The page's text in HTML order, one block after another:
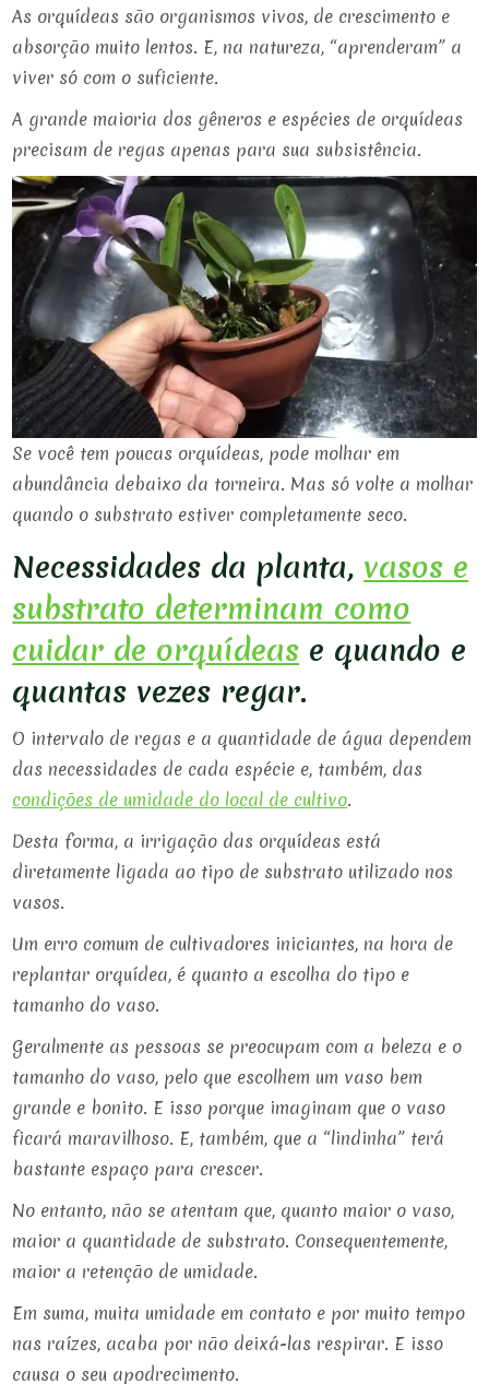
As orquídeas são organismos vivos, de crescimento e
absorção muito lentos. E, na natureza, “aprenderam” a
viver só com o suficiente.
A grande maioria dos gêneros e espécies de orquídeas
precisam de regas apenas para sua subsistência.
Se você tem poucas orquídeas, pode molhar em
abundância debaixo da torneira. Mas só volte a molhar
quando o substrato estiver completamente seco.
Necessidades da planta, vasos e
substrato determinam como
cuidar de orquídeas e quando e
quantas vezes regar.
O intervalo de regas e a quantidade de água dependem
das necessidades de cada espécie e, também, das
condições de umidade do local de cultivo.
Desta forma, a irrigação das orquídeas está
diretamente ligada ao tipo de substrato utilizado nos
vasos.
Um erro comum de cultivadores iniciantes, na hora de
replantar orquídea, é quanto a escolha do tipo e
tamanho do vaso.
Geralmente as pessoas se preocupam com a beleza e o
tamanho do vaso, pelo que escolhem um vaso bem
grande e bonito. E isso porque imaginam que o vaso
ficará maravilhoso. E, também, que a “lindinha” terá
bastante espaço para crescer.
No entanto, não se atentam que, quanto maior o vaso,
maior a quantidade de substrato. Consequentemente,
maior a retenção de umidade.
Em suma, muita umidade em contato e por muito tempo
nas raízes, acaba por não deixá-las respirar. E isso
causa o seu apodrecimento.